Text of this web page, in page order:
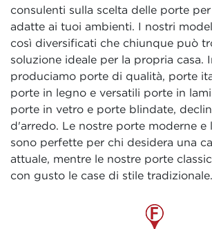
consulenti sulla scelta delle porte
adatte ai tuoi ambienti. I nostri
così diversificati che chiunque può
soluzione ideale per la propria casa.
produciamo porte di qualità, porte
porte in legno e versatili porte in
porte in vetro e porte blindate,
d'arredo. Le nostre porte moderne e
sono perfette per chi desidera una
attuale, mentre le nostre porte
con gusto le case di stile tradizionale.